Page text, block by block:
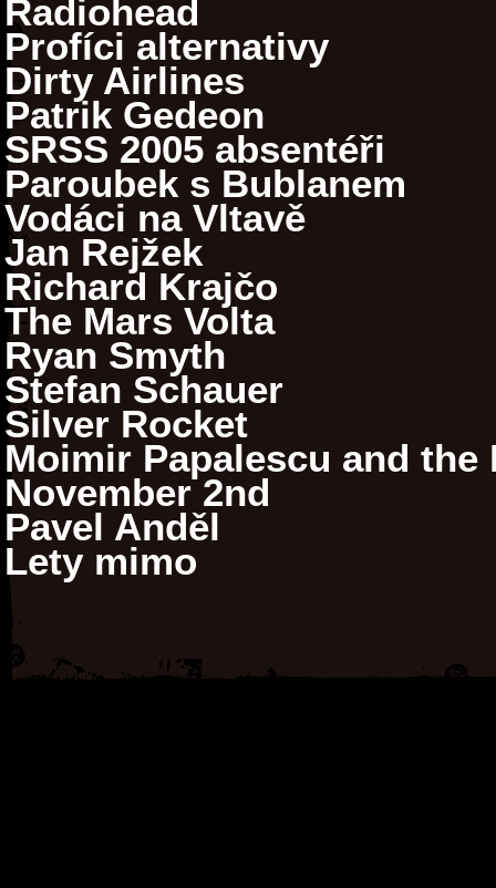
Radiohead
Profíci alternativy
Dirty Airlines
Patrik Gedeon
SRSS 2005 absentéři
Paroubek s Bublanem
Vodáci na Vltavě
Jan Rejžek
Richard Krajčo
The Mars Volta
Ryan Smyth
Stefan Schauer
Silver Rocket
Moimir Papalescu and
November 2nd
Pavel Anděl
Lety mimo